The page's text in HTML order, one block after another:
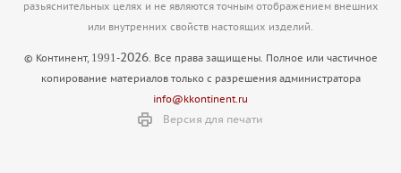
разьяснительных целях и не являются точным отображением внешних
или внутренних свойств настоящих изделий.
© Континент, 1991-2026. Все права защищены. Полное или частичное
копирование материалов только с разрешения администратора
info@kkontinent.ru
Версия для печати